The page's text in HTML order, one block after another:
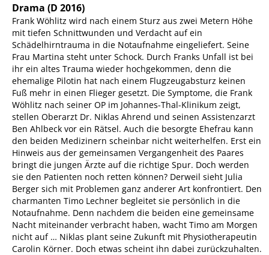
Drama (D 2016)
Frank Wöhlitz wird nach einem Sturz aus zwei Metern Höhe
mit tiefen Schnittwunden und Verdacht auf ein
Schädelhirntrauma in die Notaufnahme eingeliefert. Seine
Frau Martina steht unter Schock. Durch Franks Unfall ist bei
ihr ein altes Trauma wieder hochgekommen, denn die
ehemalige Pilotin hat nach einem Flugzeugabsturz keinen
Fuß mehr in einen Flieger gesetzt. Die Symptome, die Frank
Wöhlitz nach seiner OP im Johannes-Thal-Klinikum zeigt,
stellen Oberarzt Dr. Niklas Ahrend und seinen Assistenzarzt
Ben Ahlbeck vor ein Rätsel. Auch die besorgte Ehefrau kann
den beiden Medizinern scheinbar nicht weiterhelfen. Erst ein
Hinweis aus der gemeinsamen Vergangenheit des Paares
bringt die jungen Ärzte auf die richtige Spur. Doch werden
sie den Patienten noch retten können? Derweil sieht Julia
Berger sich mit Problemen ganz anderer Art konfrontiert. Den
charmanten Timo Lechner begleitet sie persönlich in die
Notaufnahme. Denn nachdem die beiden eine gemeinsame
Nacht miteinander verbracht haben, wacht Timo am Morgen
nicht auf … Niklas plant seine Zukunft mit Physiotherapeutin
Carolin Körner. Doch etwas scheint ihn dabei zurückzuhalten.